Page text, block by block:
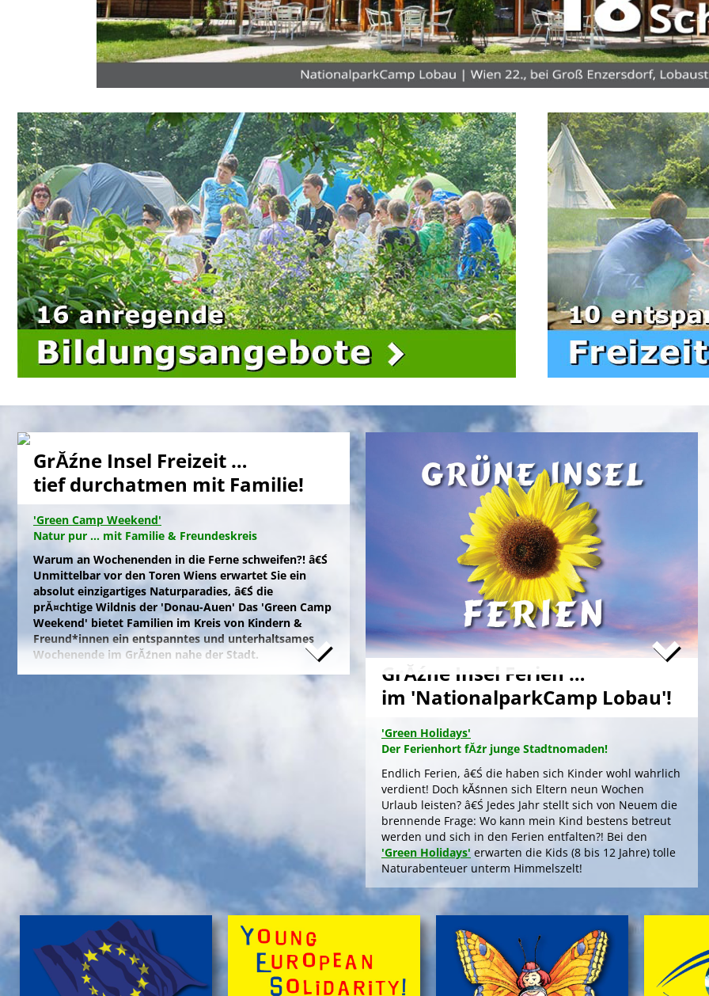
GrĂźne Insel Freizeit …
tief durchatmen mit Familie!
'Green Camp Weekend'
Natur pur ... mit Familie & Freundeskreis
Warum an Wochenenden in die Ferne schweifen?! â€Ś
Unmittelbar vor den Toren Wiens erwartet Sie ein
absolut einzigartiges Naturparadies, â€Ś die
prĂ¤chtige Wildnis der 'Donau-Auen' Das 'Green Camp
Weekend' bietet Familien im Kreis von Kindern &
Freund*innen ein entspanntes und unterhaltsames
Wochenende im GrĂźnen nahe der Stadt.
Naturfreunde, die lange Anfahrten meiden und zum
Campieren eine moderne Freizeitanlage wĂźnschen,
nĂ¤chtigen kostengĂźnstig im eigenen Zelt auf der
gepflegten Wiese im 'NationalparkCamp' mit
Selbstverpflegung, â€Ś inklusive KĂźhl- und Catering-
Support sowie abendlichem Brennholz fĂźr das
knisternde Lagerfeuer.
Zum stressfreien Kurzurlaub der Familie mit
Freundeskreis im idyllischen GrĂźn-Ambiente, mit
Naturabenteuern bei einer
'Green Tour Lobau'
urigen 'Nationalpark Donau-Auen', mit romantischem
Sterngucken und Palavern am knisternden Lagerfeuer
â€Ś fehlt schlicht nur noch Ihre Buchung!
>'Green Camp Weekend'
'Schlafnester CampLodges'
Exklusive NĂ¤chte â€Ś auf der 'Augenweide'
Endlich ein wohlverdientes Wochenende, raus aus
GrĂźne Insel Ferien …
im 'NationalparkCamp Lobau'!
'Green Holidays'
Der Ferienhort fĂźr junge Stadtnomaden!
Endlich Ferien, â€Ś die haben sich Kinder wohl wahrlich
verdient! Doch kĂśnnen sich Eltern neun Wochen
Urlaub leisten? â€Ś Jedes Jahr stellt sich von Neuem die
brennende Frage: Wo kann mein Kind bestens betreut
werden und sich in den Ferien entfalten?! Bei den
'Green Holidays' erwarten die Kids (8 bis 12 Jahre) tolle
Naturabenteuer unterm Himmelszelt!
>'Green Holidays'
'GrĂźne Insel Camp'
Die Zeltferien zum Austoben & Auftanken!
Das klassische
'GrĂźne Insel Camp'sind fĂźnf